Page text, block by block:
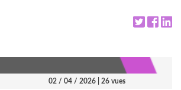
02 / 04 / 2026 | 26 vues